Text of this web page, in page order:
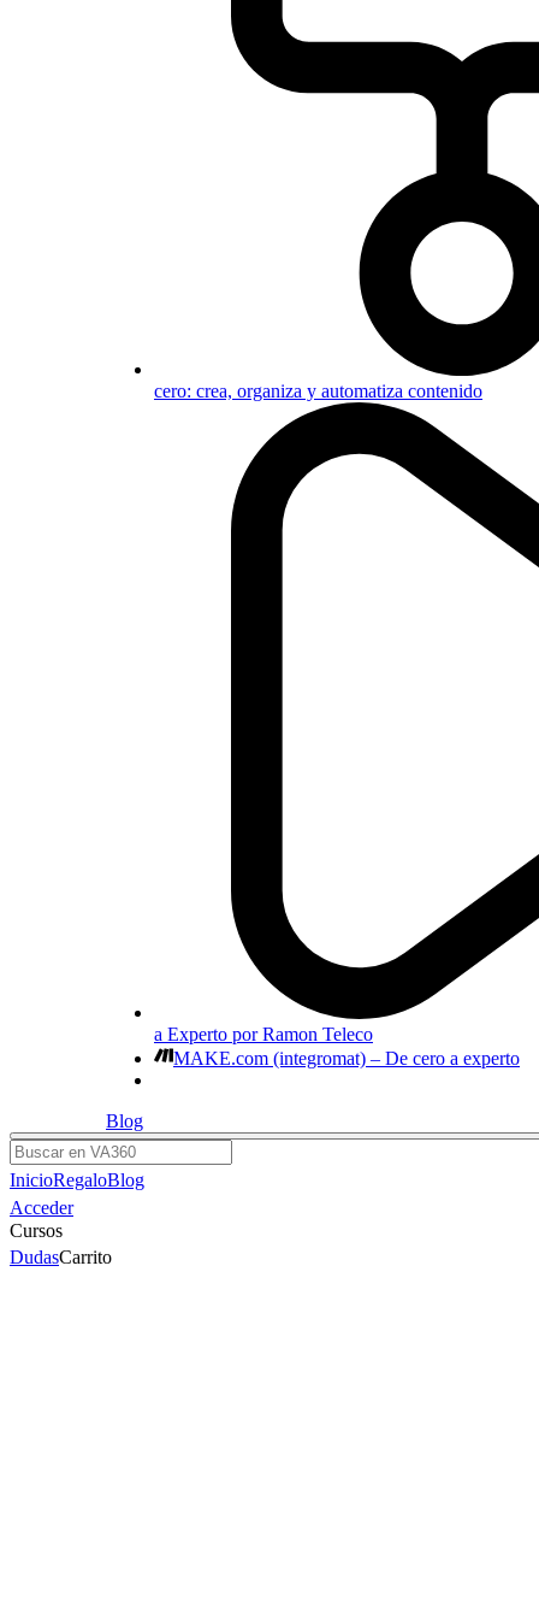
cero: crea, organiza y automatiza contenido
a Experto por Ramon Teleco
MAKE.com (integromat) – De cero a experto
Blog
Buscar
InicioRegaloBlog
Acceder
Cursos
DudasCarrito